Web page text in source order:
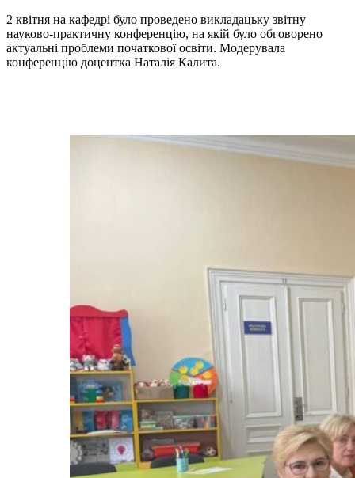
2 квітня на кафедрі було проведено викладацьку звітну
науково-практичну конференцію, на якій було обговорено
актуальні проблеми початкової освіти. Модерувала
конференцію доцентка Наталія Калита.